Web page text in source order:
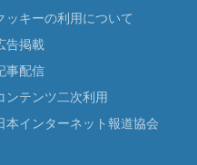
ッキーの利用について
告掲載
事配信
ンテンツ二次利用
本インターネット報道協会